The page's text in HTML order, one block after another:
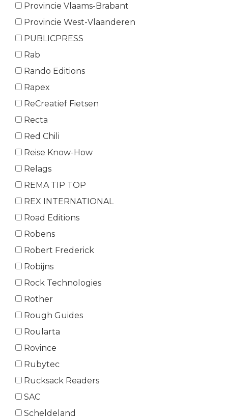
Provincie Vlaams-Brabant
Provincie West-Vlaanderen
PUBLICPRESS
Rab
Rando Editions
Rapex
ReCreatief Fietsen
Recta
Red Chili
Reise Know-How
Relags
REMA TIP TOP
REX INTERNATIONAL
Road Editions
Robens
Robert Frederick
Robijns
Rock Technologies
Rother
Rough Guides
Roularta
Rovince
Rubytec
Rucksack Readers
SAC
Scheldeland